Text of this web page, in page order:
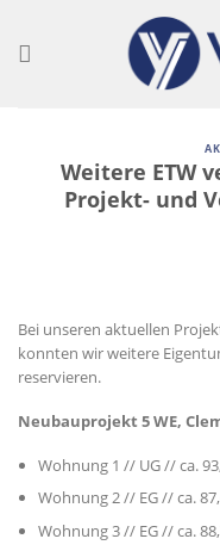
content
Weitere ETW
Projekt- und
Bei unseren aktuellen
konnten wir weitere
reservieren.
Neubauprojekt 5 WE,
Wohnung 1 // UG // ca.
Wohnung 2 // EG // ca.
Wohnung 3 // EG // ca.